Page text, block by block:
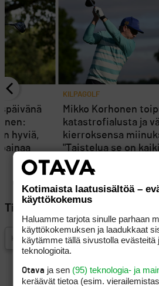
KILPAGOLF
Mikko Korhonen
katastrofialusta ja
kierroksensa
"Taistelua se on
hyviä,
Tilaa Golfpisteen uutiskirje
Kotimaista laatusisältöä –
käyttökokemus
Haluamme tarjota sinulle parhaan
käyttökokemuksen ja laadukkaat
käytämme tällä sivustolla evästeitä
teknologioita.
Otava ja sen (95) teknologia- ja
keräävät tietoa (esim.